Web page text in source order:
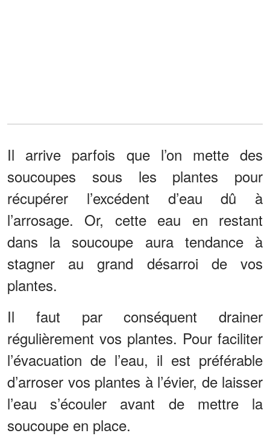
Il arrive parfois que l’on mette des
soucoupes sous les plantes pour
récupérer l’excédent d’eau dû à
l’arrosage. Or, cette eau en restant
dans la soucoupe aura tendance à
stagner au grand désarroi de vos
plantes.
Il faut par conséquent drainer
régulièrement vos plantes. Pour faciliter
l’évacuation de l’eau, il est préférable
d’arroser vos plantes à l’évier, de laisser
l’eau s’écouler avant de mettre la
soucoupe en place.